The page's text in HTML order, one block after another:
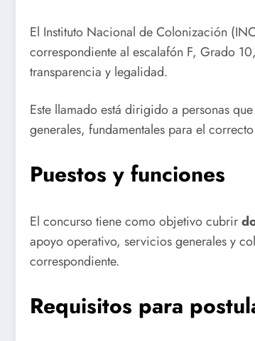
El Instituto Nacional de Colonización
correspondiente al escalafón F, Grado
transparencia y legalidad.
Este llamado está dirigido a personas
generales, fundamentales para el
Puestos y funciones
El concurso tiene como objetivo cubrir
apoyo operativo, servicios generales y
correspondiente.
Requisitos para